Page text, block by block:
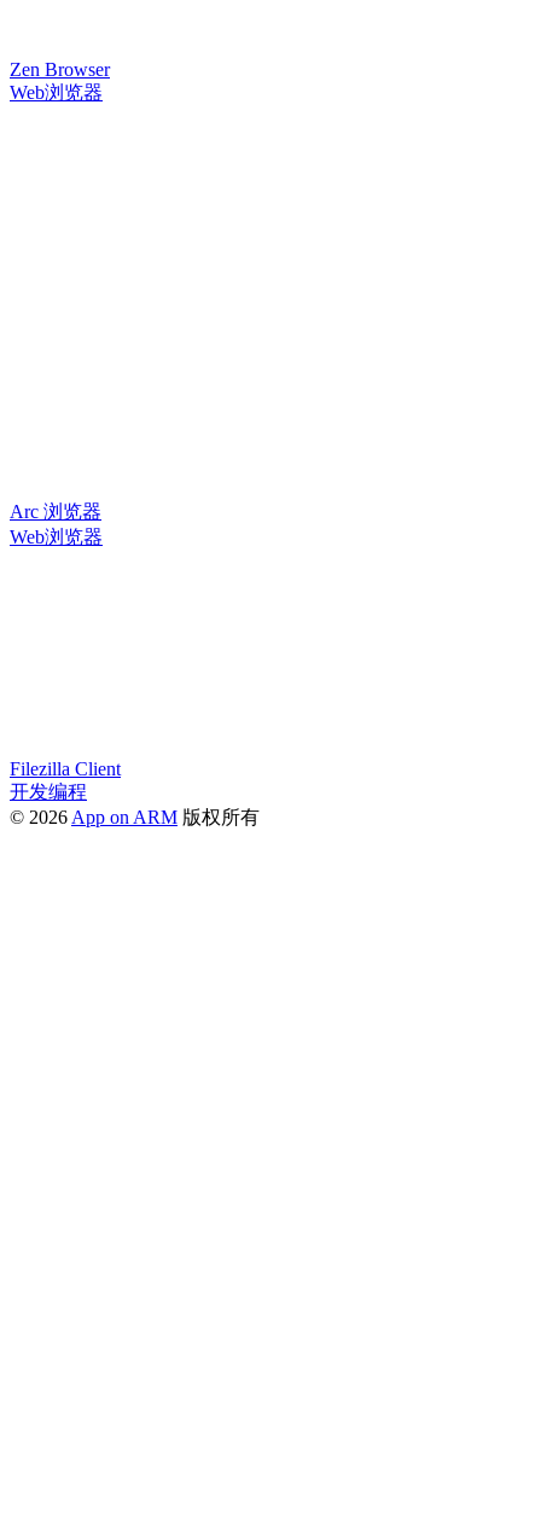
Zen Browser
Web浏览器
Arc 浏览器
Web浏览器
Filezilla Client
开发编程
© 2026 App on ARM 版权所有